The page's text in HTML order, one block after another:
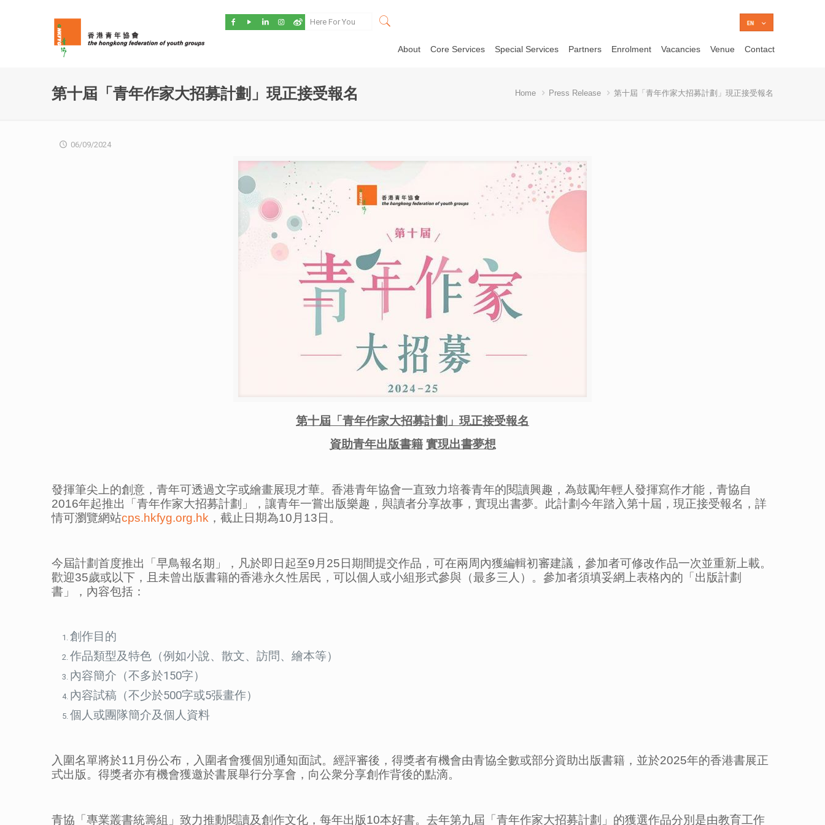
About Core Services Special Services Partners Enrolment Vacancies Venue Contact
第十屆「青年作家大招募計劃」現正接受報名 Home Press Release 第十屆「青年作家大招募計劃」現正接受報名
06/09/2024
第十屆「青年作家大招募計劃」現正接受報名
資助青年出版書籍 實現出書夢想
發揮筆尖上的創意，青年可透過文字或繪畫展現才華。香港青年協會一直致力培養青年的閱讀興趣，為鼓勵年輕人發揮寫作才能，青協自
2016年起推出「青年作家大招募計劃」，讓青年一嘗出版樂趣，與讀者分享故事，實現出書夢。此計劃今年踏入第十屆，現正接受報名，詳
情可瀏覽網站cps.hkfyg.org.hk ，截止日期為10月13日。
今屆計劃首度推出「早鳥報名期」，凡於即日起至9月25日期間提交作品，可在兩周內獲編輯初審建議，參加者可修改作品一次並重新上載。
歡迎35歲或以下，且未曾出版書籍的香港永久性居民，可以個人或小組形式參與（最多三人）。參加者須填妥網上表格內的「出版計劃
書」，內容包括：
創作目的
作品類型及特色（例如小說、散文、訪問、繪本等）
內容簡介（不多於150字）
內容試稿（不少於500字或5張畫作）
個人或團隊簡介及個人資料
入圍名單將於11月份公布，入圍者會獲個別通知面試。經評審後，得獎者有機會由青協全數或部分資助出版書籍，並於2025年的香港書展正
式出版。得獎者亦有機會獲邀於書展舉行分享會，向公衆分享創作背後的點滴。
青協「專業叢書統籌組」致力推動閱讀及創作文化，每年出版10本好書。去年第九屆「青年作家大招募計劃」的獲選作品分別是由教育工作